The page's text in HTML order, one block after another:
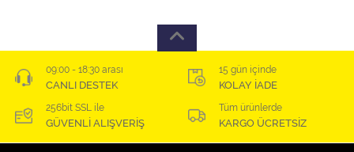
09:00 - 18:30 arası
CANLI DESTEK
15 gün içinde
KOLAY İADE
256bit SSL ile
GÜVENLİ ALIŞVERİŞ
Tüm ürünlerde
KARGO ÜCRETSİZ